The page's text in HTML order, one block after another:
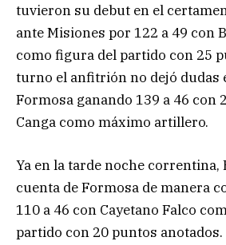
tuvieron su debut en el
ante Misiones por 122 a 49 con
como figura del partido con 25
turno el anfitrión no dejó dudas
Formosa ganando 139 a 46 con
Canga como máximo artillero.
Ya en la tarde noche correntina,
cuenta de Formosa de manera
110 a 46 con Cayetano Falco
partido con 20 puntos anotados.